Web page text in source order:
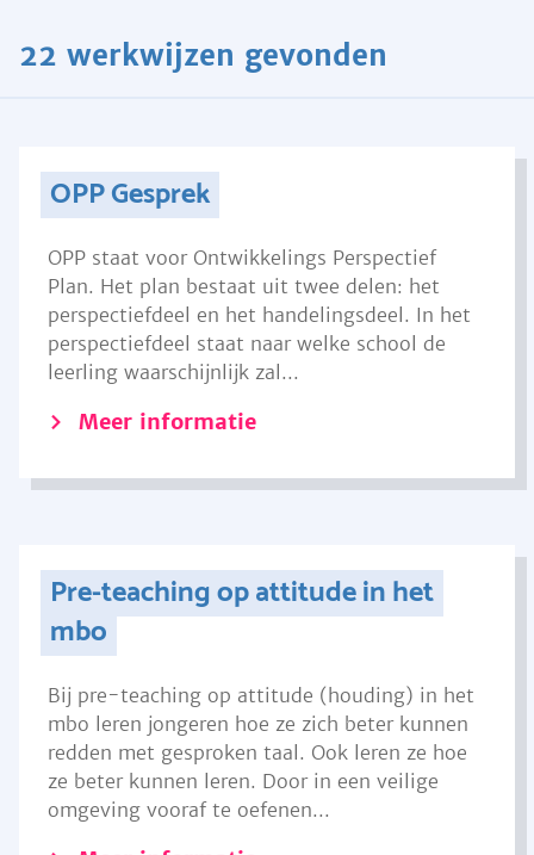
22 werkwijzen gevonden
OPP Gesprek
OPP staat voor Ontwikkelings Perspectief
Plan. Het plan bestaat uit twee delen: het
perspectiefdeel en het handelingsdeel. In het
perspectiefdeel staat naar welke school de
leerling waarschijnlijk zal...
Meer informatie
Pre-teaching op attitude in het
mbo
Bij pre-teaching op attitude (houding) in het
mbo leren jongeren hoe ze zich beter kunnen
redden met gesproken taal. Ook leren ze hoe
ze beter kunnen leren. Door in een veilige
omgeving vooraf te oefenen...